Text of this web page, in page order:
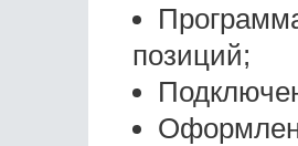
позиций;